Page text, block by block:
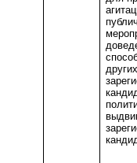
других